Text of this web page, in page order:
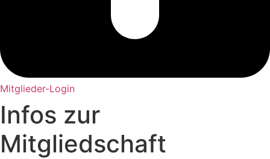
Mitglieder-Login
Infos zur
Mitgliedschaft